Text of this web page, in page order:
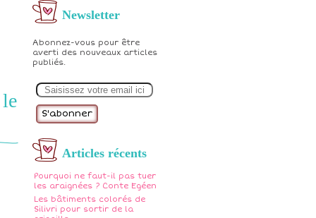
Newsletter
Abonnez-vous pour être
averti des nouveaux articles
publiés.
m
Articles récents
Pourquoi ne faut-il pas tuer
les araignées ? Conte Egéen
Les bâtiments colorés de
Silivri pour sortir de la